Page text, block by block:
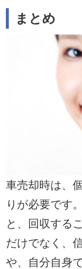
まとめ
車売却時は、
りが必要です
と、回収する
だけでなく、
や、自分自身